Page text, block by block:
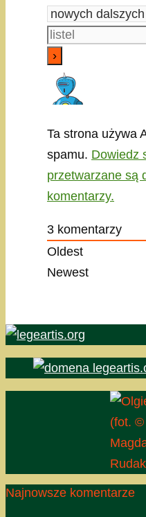
Ta strona używa
spamu. Dowiedz
przetwarzane są
komentarzy.
3 komentarzy
Oldest
Newest
(fot. ©
Najnowsze komentarze